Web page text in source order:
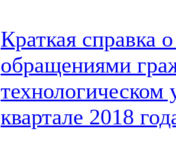
Краткая справка
обращениями
технологическом
квартале 2018